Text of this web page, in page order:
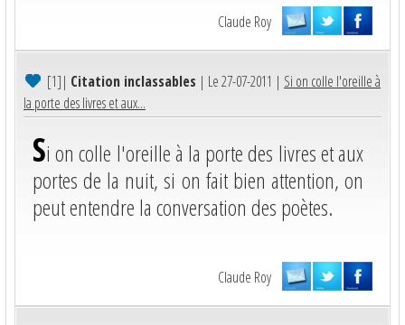
Claude Roy
[1]| Citation inclassables | Le 27-07-2011 | Si on colle l'oreille à
la porte des livres et aux...
Si on colle l'oreille à la porte des livres et aux
portes de la nuit, si on fait bien attention, on
peut entendre la conversation des poètes.
Claude Roy